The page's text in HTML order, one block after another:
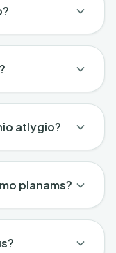
atlygio?
planams?